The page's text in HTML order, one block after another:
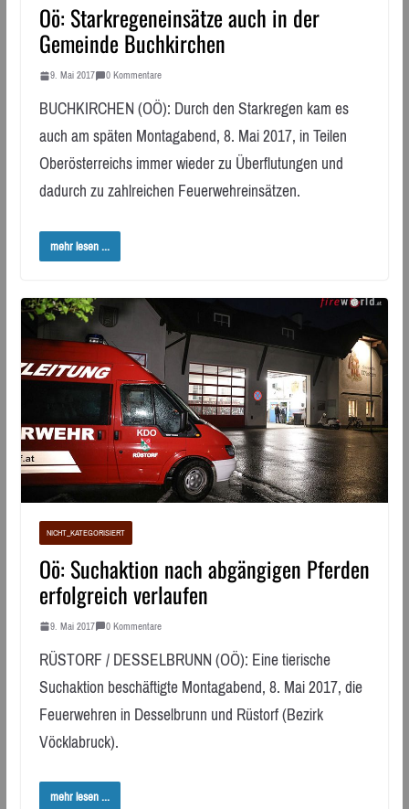
Oö: Starkregeneinsätze auch in der
Gemeinde Buchkirchen
9. Mai 2017 0 Kommentare
BUCHKIRCHEN (OÖ): Durch den Starkregen kam es
auch am späten Montagabend, 8. Mai 2017, in Teilen
Oberösterreichs immer wieder zu Überflutungen und
dadurch zu zahlreichen Feuerwehreinsätzen.
mehr lesen ...
NICHT_KATEGORISIERT
Oö: Suchaktion nach abgängigen Pferden
erfolgreich verlaufen
9. Mai 2017 0 Kommentare
RÜSTORF / DESSELBRUNN (OÖ): Eine tierische
Suchaktion beschäftigte Montagabend, 8. Mai 2017, die
Feuerwehren in Desselbrunn und Rüstorf (Bezirk
Vöcklabruck).
mehr lesen ...